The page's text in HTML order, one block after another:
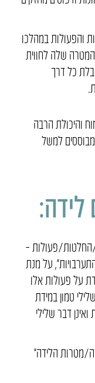
והפעולות במהלכו
שלה לחווית
כל דרך
והיכולת הרבה
מבוססים למשל
החלטות/פעולות –
על מנת
על פעולות אלו
טמון במידת
דבר שלילי
מטרות הלידה”